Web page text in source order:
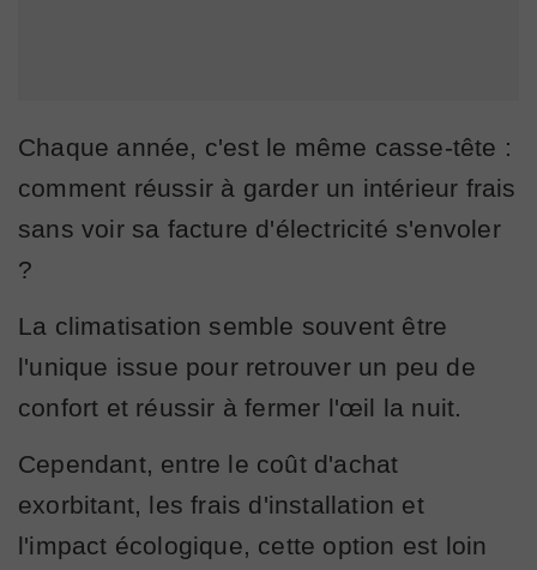
Chaque année, c'est le même casse-tête :
comment réussir à garder un intérieur frais
sans voir sa facture d'électricité s'envoler
?
La climatisation semble souvent être
l'unique issue pour retrouver un peu de
confort et réussir à fermer l'œil la nuit.
Cependant, entre le coût d'achat
exorbitant, les frais d'installation et
l'impact écologique, cette option est loin